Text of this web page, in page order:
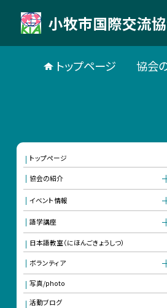
小牧市国際交流
トップページ 協会
トップページ
協会の紹介
イベント情報
語学講座
日本語教室（にほんごきょうしつ）
ボランティア
写真/photo
活動ブログ